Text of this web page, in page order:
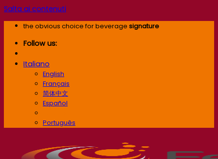
Salta ai contenuti
the obvious choice for beverage signature
Follow us:
Italiano
English
Français
简体中文
Español
Português